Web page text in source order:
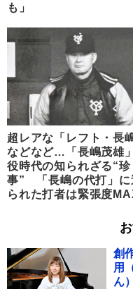
も」
超レアな「レフト・長嶋
などなど…「長嶋茂雄
役時代の知られざる“珍
事” 「長嶋の代打」に
られた打者は緊張度
創
用
ん